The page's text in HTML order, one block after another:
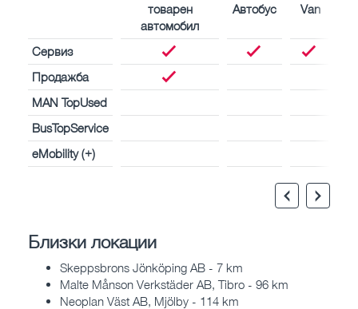
товарен
автомобил
Автобус Van
Сервиз
Продажба
MAN TopUsed
BusTopService
eMobility (+)
Близки локации
Skeppsbrons Jönköping AB - 7 km
Malte Månson Verkstäder AB, Tibro - 96 km
Neoplan Väst AB, Mjölby - 114 km